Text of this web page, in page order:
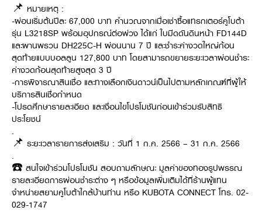
📌 หมายเหตุ :
-ผ่อนเริ่มต้นปีละ 67,000 บาท คำนวณจากเมื่อเช่าซื้อแทรกเตอร์คูโบต้า
รุ่น L3218SP พร้อมอุปกรณ์ต่อพ่วง ได้แก่ ใบมีดดันดินหน้า FD144D
และผานพรวน DH225C-H ผ่อนนาน 7 ปี และชำระค่างวดใหญ่ก้อน
สุดท้ายแบบบอลลูน 127,800 บาท โดยสามารถขยายระยะเวลาผ่อนชำระ
ค่างวดก้อนสุดท้ายสูงสุด 3 ปี
-การพิจารณาสินเชื่อ และทางเลือกเงินดาวน์เป็นไปตามหลักเกณฑ์ที่ผู้ให้
บริการสินเชื่อกำหนด
-โปรดศึกษารายละเอียด และเงื่อนไขโปรโมชันก่อนเข้าร่วมรับสิทธิ
ประโยชน์
.
📌 ระยะเวลารายการส่งเสริม : วันที่ 1 ก.ค. 2566 – 31 ก.ค. 2566
.
☎️ สนใจเข้าร่วมโปรโมชัน สอบถามลักษณะ มูลค่าของทองรูปพรรณ
รายละเอียดการผ่อนชำระต่าง ๆ หรือข้อมูลเพิ่มเติมได้ที่ร้านผู้แทน
จำหน่ายสยามคูโบต้าใกล้บ้านท่าน หรือ KUBOTA CONNECT โทร. 02-
029-1747